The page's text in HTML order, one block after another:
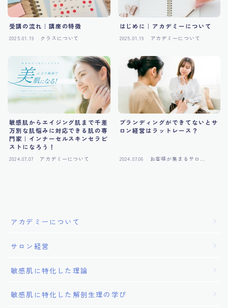
受講の流れ｜講座の特徴
2025.01.19 クラスについて
はじめに｜アカデミーについて
2025.01.19 アカデミーについて
敏感肌からエイジング肌まで千差
万別な肌悩みに対応できる肌の専
門家｜インナーセルスキンセラピ
ストになろう！
2024.07.07 アカデミーについて
ブランディングができてないとサ
ロン経営はラットレース？
2024.07.06
お客様が集まるサロン
アカデミーについて
サロン経営
敏感肌に特化した理論
敏感肌に特化した解剖生理の学び